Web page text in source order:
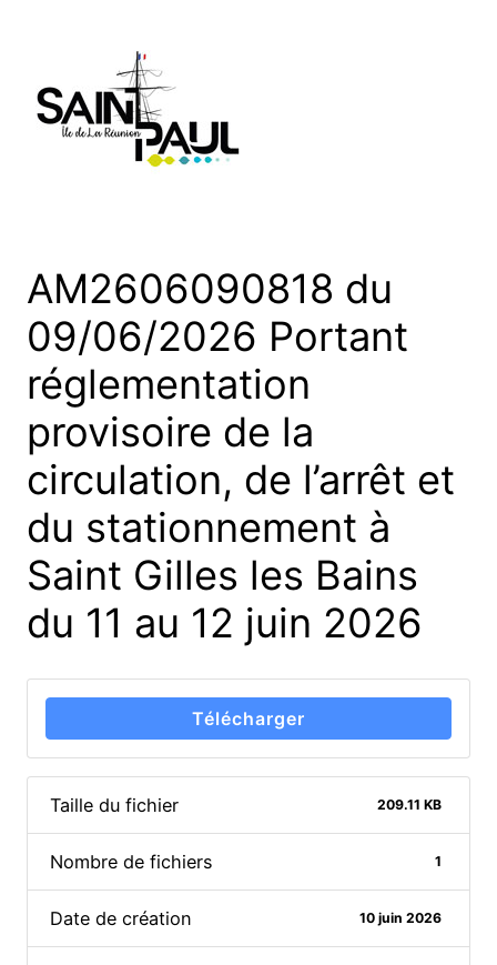
AM2606090818 du
09/06/2026 Portant
réglementation
provisoire de la
circulation, de l’arrêt et
du stationnement à
Saint Gilles les Bains
du 11 au 12 juin 2026
Télécharger
Taille du fichier 209.11 KB
Nombre de fichiers 1
Date de création 10 juin 2026